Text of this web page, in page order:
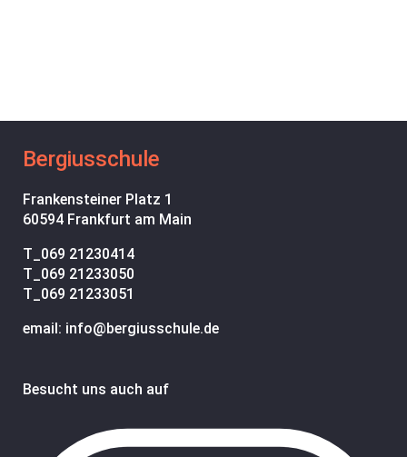
Bergiusschule
Frankensteiner Platz 1
60594 Frankfurt am Main
T_ 069 21230414
T_ 069 21233050
T_ 069 21233051
email: info@bergiusschule.de
Besucht uns auch auf